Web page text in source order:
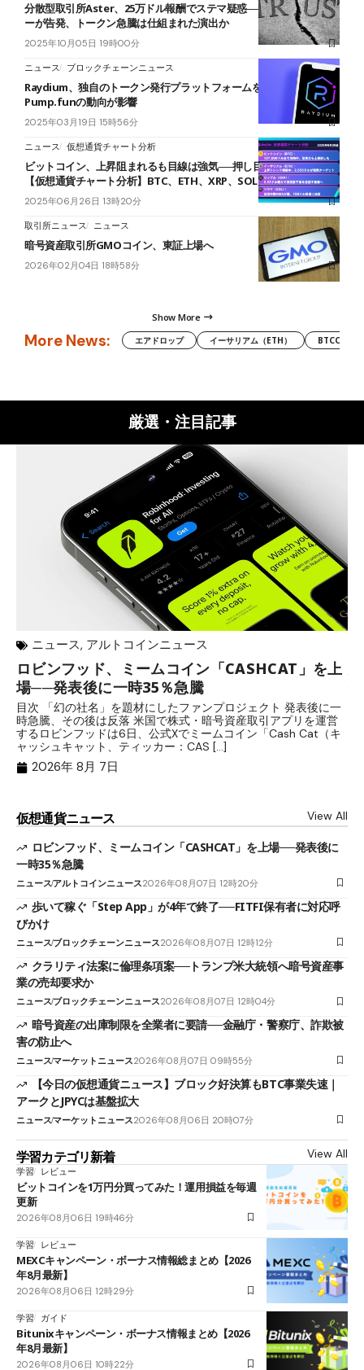
分散型取引所Aster、25万ドル報酬でステマ疑惑──インフルエンサ
ーが告発、トークン急騰は仕組まれた演出か
2025年10月05日 19時00分
ニュース ブロックチェーンニュース
Raydium、独自のトークン発行プラットフォームを開発中｜
Pump.funの動向が影響
2025年03月19日 15時56分
ニュース 仮想通貨チャート分析
ビットコイン、上昇阻まれるも目線は強気──押し目形成後が狙い目
【仮想通貨チャート分析】BTC、ETH、XRP、SOL
2025年06月26日 13時20分
取引所ニュース ニュース
暗号資産取引所GMOコイン、東証上場へ
2026年02月04日 18時58分
Show More
More News: エアドロップ イーサリアム（ETH） BTCC
厳選・注目記事
ニュース, アルトコインニュース
ロビンフッド、ミームコイン「CASHCAT」を上
場──発表後に一時35％急騰
目次 「幻の社名」を題材にしたファンプロジェクト 発表後に一
時急騰、その後は反落 米国で株式・暗号資産取引アプリを運営
するロビンフッドは6日、公式Xでミームコイン「Cash Cat（キ
ャッシュキャット、ティッカー：CAS […]
2026年 8月 7日
仮想通貨ニュース View All
ロビンフッド、ミームコイン「CASHCAT」を上場──発表後に
一時35％急騰
ニュースアルトコインニュース2026年08月07日 12時20分
歩いて稼ぐ「Step App」が4年で終了──FITFI保有者に対応呼
びかけ
ニュースブロックチェーンニュース2026年08月07日 12時12分
クラリティ法案に倫理条項案──トランプ米大統領へ暗号資産事
業の売却要求か
ニュースブロックチェーンニュース2026年08月07日 12時04分
暗号資産の出庫制限を全業者に要請──金融庁・警察庁、詐欺被
害の防止へ
ニュースマーケットニュース2026年08月07日 09時55分
【今日の仮想通貨ニュース】ブロック好決算もBTC事業失速｜
アークとJPYCは基盤拡大
ニュースマーケットニュース2026年08月06日 20時07分
学習カテゴリ新着 View All
学習 レビュー
ビットコインを1万円分買ってみた！運用損益を毎週
更新
2026年08月06日 19時46分
学習 レビュー
MEXCキャンペーン・ボーナス情報総まとめ【2026
年8月最新】
2026年08月06日 12時29分
学習 ガイド
Bitunixキャンペーン・ボーナス情報まとめ【2026
年8月最新】
2026年08月06日 10時22分